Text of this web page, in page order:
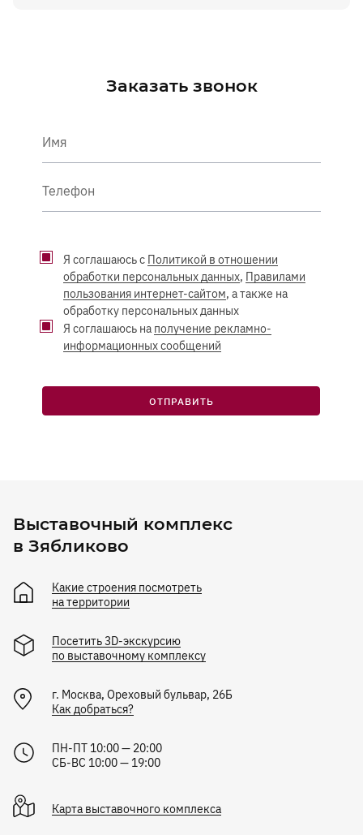
Заказать звонок
Имя
Телефон
Я соглашаюсь с Политикой в отношении
обработки персональных данных, Правилами
пользования интернет-сайтом, а также на
обработку персональных данных
Я соглашаюсь на получение рекламно-
информационных сообщений
ОТПРАВИТЬ
Выставочный комплекс
в Зябликово
Какие строения посмотреть
на территории
Посетить 3D-экскурсию
по выставочному комплексу
г. Москва, Ореховый бульвар, 26Б
Как добраться?
ПН-ПТ 10:00 — 20:00
СБ-ВС 10:00 — 19:00
Карта выставочного комплекса